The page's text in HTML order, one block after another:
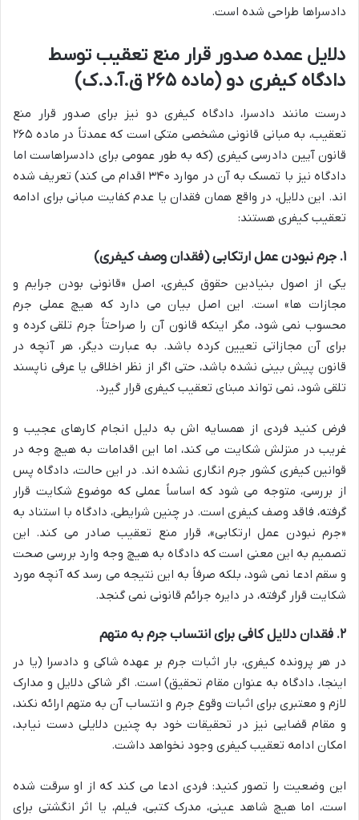
دادسراها طراحی شده است.
دلایل عمده صدور قرار منع تعقیب توسط
دادگاه کیفری دو (ماده ۲۶۵ ق.آ.د.ک)
درست مانند دادسرا، دادگاه کیفری دو نیز برای صدور قرار منع
تعقیب، به مبانی قانونی مشخصی متکی است که عمدتاً در ماده ۲۶۵
قانون آیین دادرسی کیفری (که به طور عمومی برای دادسراهاست اما
دادگاه نیز با تمسک به آن در موارد ۳۴۰ اقدام می کند) تعریف شده
اند. این دلایل، در واقع همان فقدان یا عدم کفایت مبانی برای ادامه
تعقیب کیفری هستند:
۱. جرم نبودن عمل ارتکابی (فقدان وصف کیفری)
یکی از اصول بنیادین حقوق کیفری، اصل «قانونی بودن جرایم و
مجازات ها» است. این اصل بیان می دارد که هیچ عملی جرم
محسوب نمی شود، مگر اینکه قانون آن را صراحتاً جرم تلقی کرده و
برای آن مجازاتی تعیین کرده باشد. به عبارت دیگر، هر آنچه در
قانون پیش بینی نشده باشد، حتی اگر از نظر اخلاقی یا عرفی ناپسند
تلقی شود، نمی تواند مبنای تعقیب کیفری قرار گیرد.
فرض کنید فردی از همسایه اش به دلیل انجام کارهای عجیب و
غریب در منزلش شکایت می کند، اما این اقدامات به هیچ وجه در
قوانین کیفری کشور جرم انگاری نشده اند. در این حالت، دادگاه پس
از بررسی، متوجه می شود که اساساً عملی که موضوع شکایت قرار
گرفته، فاقد وصف کیفری است. در چنین شرایطی، دادگاه با استناد به
«جرم نبودن عمل ارتکابی»، قرار منع تعقیب صادر می کند. این
تصمیم به این معنی است که دادگاه به هیچ وجه وارد بررسی صحت
و سقم ادعا نمی شود، بلکه صرفاً به این نتیجه می رسد که آنچه مورد
شکایت قرار گرفته، در دایره جرائم قانونی نمی گنجد.
۲. فقدان دلایل کافی برای انتساب جرم به متهم
در هر پرونده کیفری، بار اثبات جرم بر عهده شاکی و دادسرا (یا در
اینجا، دادگاه به عنوان مقام تحقیق) است. اگر شاکی دلایل و مدارک
لازم و معتبری برای اثبات وقوع جرم و انتساب آن به متهم ارائه نکند،
و مقام قضایی نیز در تحقیقات خود به چنین دلایلی دست نیابد،
امکان ادامه تعقیب کیفری وجود نخواهد داشت.
این وضعیت را تصور کنید: فردی ادعا می کند که از او سرقت شده
است، اما هیچ شاهد عینی، مدرک کتبی، فیلم، یا اثر انگشتی برای